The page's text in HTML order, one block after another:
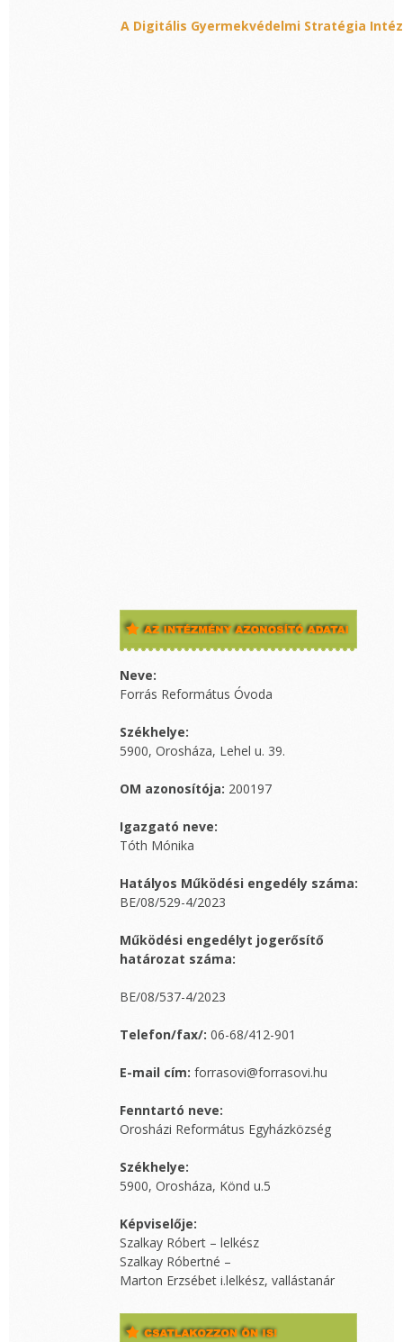
A Digitális Gyermekvédelmi Stratégia
Neve:
Forrás Református Óvoda
Székhelye:
5900, Orosháza, Lehel u. 39.
OM azonosítója: 200197
Igazgató neve:
Tóth Mónika
Hatályos Működési engedély száma:
BE/08/529-4/2023
Működési engedélyt jogerősítő
határozat száma:
BE/08/537-4/2023
Telefon/fax/: 06-68/412-901
E-mail cím: forrasovi@forrasovi.hu
Fenntartó neve:
Orosházi Református Egyházközség
Székhelye:
5900, Orosháza, Könd u.5
Képviselője:
Szalkay Róbert – lelkész
Szalkay Róbertné –
Marton Erzsébet i.lelkész, vallástanár